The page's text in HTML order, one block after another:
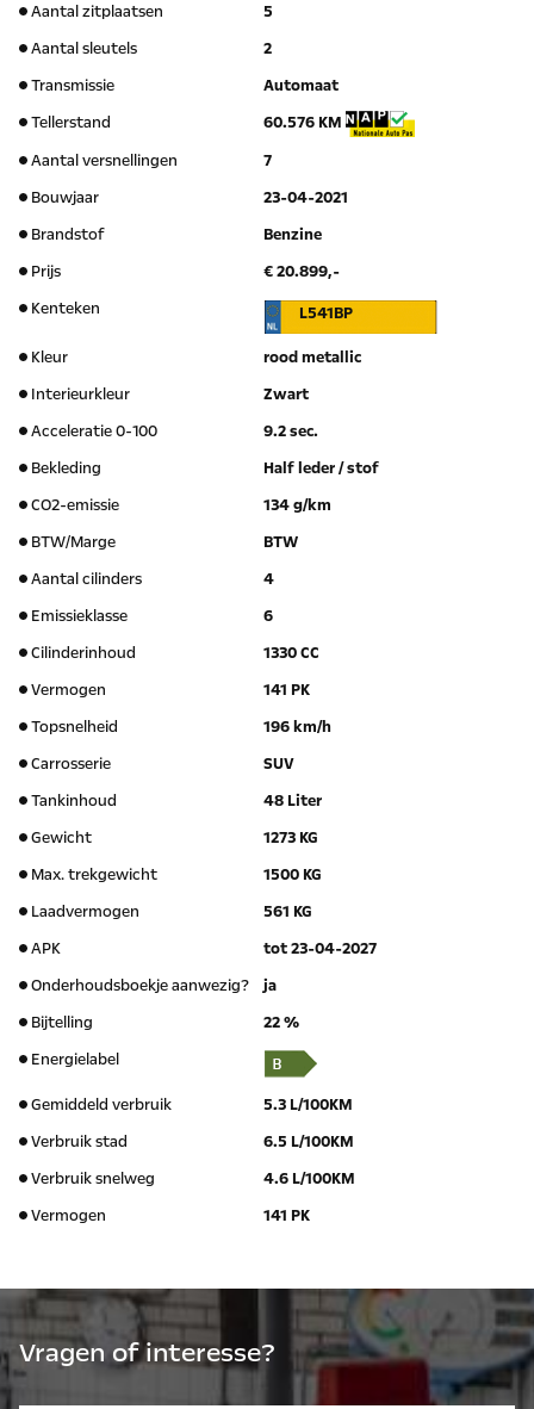
Aantal zitplaatsen
5
Aantal sleutels
2
Transmissie
Automaat
Tellerstand
60.576 KM
Aantal versnellingen
7
Bouwjaar
23-04-2021
Brandstof
Benzine
Prijs
€ 20.899,-
Kenteken
L541BP
Kleur
rood metallic
Interieurkleur
Zwart
Acceleratie 0-100
9.2 sec.
Bekleding
Half leder / stof
CO2-emissie
134 g/km
BTW/Marge
BTW
Aantal cilinders
4
Emissieklasse
6
Cilinderinhoud
1330 CC
Vermogen
141 PK
Topsnelheid
196 km/h
Carrosserie
SUV
Tankinhoud
48 Liter
Gewicht
1273 KG
Max. trekgewicht
1500 KG
Laadvermogen
561 KG
APK
tot 23-04-2027
Onderhoudsboekje aanwezig?
ja
Bijtelling
22 %
Energielabel
Gemiddeld verbruik
5.3 L/100KM
Verbruik stad
6.5 L/100KM
Verbruik snelweg
4.6 L/100KM
Vermogen
141 PK
Vragen of interesse?